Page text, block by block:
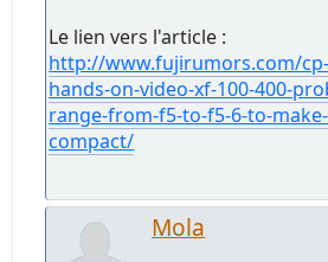
Le lien vers l'article :
http://www.fujirumors.com/
hands-on-video-xf-100-400-
range-from-f5-to-f5-6-to-
compact/
Mola